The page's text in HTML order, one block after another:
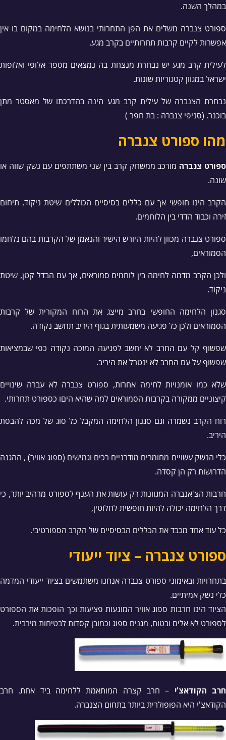
במהלך השנה.
ספורט צנברה משלים את הפן התחרותי בנושא הלחימה במקום בו אין
אפשרות לקיים קרבות תחרותיים בקרב מגע.
לעילית קרב מגע יש נבחרת מנצחת בה נמצאים מספר אלופי ואלופות
ישראל במגוון קטגוריות שונות.
נבחרת הצנברה של עילית קרב מגע הינה בהדרכתו של מאסטר מתן
בוכנר. (סניפי צנברה : בת חפר )
מהו ספורט צנברה
ספורט צנברה מורכב ממשחק קרב בין שני משתתפים עם נשק שווה או
שונה.
הקרב הינו חופשי אך עם כללים בסיסיים הכוללים שיטת ניקוד, תיחום
זירה וכבוד הדדי בין הלוחמים.
ספורט צנברה מכוון להיות היורש הישיר והנאמן של הקרבות בהם נלחמו
הסמוראים,
ולכן הקרב מדמה לחימה בין לוחמים סמוראים, אך עם הבדל קטן, שיטת
ניקוד.
סגנון הלחימה החופשי בחרב מייצג את הרוח המקורית של קרבות
הסמוראים ולכן כל פגיעה משמעותית בגוף היריב תחשב נקודה.
שפשוף קל עם החרב לא יחשב לפגיעה המזכה נקודה כפי שבמציאות
שפשוף על עם החרב לא ינטרל את היריב.
שלא כמו אומנויות לחימה אחרות, ספורט צנברה לא עברה שינויים
קיצוניים ממקורה בקרבות הסמוראים למה שהיא היםו כספורט תחרותי.
רוח הקרב נשמרה וגם סגנון הלחימה המקבל כל סוג של מכה להבסת
היריב.
כלי הנשק עשויים מחומרים מודרניים רכים וגמישים (ספוג אוויר) , ההגנה
הדרושות רק הן קסדה.
חרבות הצ'אנברה המגוונות רק עושות את הענף לספורט מרהיב יותר, כי
דרך הלחימה יכולה להיות חופשית לחלוטין,
כל עוד אחד מכבד את הכללים הבסיסיים של הקרב הספורטיבי.
ספורט צנברה – ציוד ייעודי
בתחרויות ובאימוני ספורט צנברה אנחנו משתמשים בציוד ייעודי המדמה
כלי נשק אמיתיים.
הציוד הינו חרבות ספוג אוויר המונעות פציעות וכך הופכות את הספורט
לספורט לא אלים ובטוח, מגנים ספוג וכמובן קסדות לבטיחות מירבית.
חרב הקודאצ'י – חרב קצרה המותאמת ללחימה ביד אחת. חרב
הקודאצ'י היא הפופולרית ביותר בתחום הצנברה.